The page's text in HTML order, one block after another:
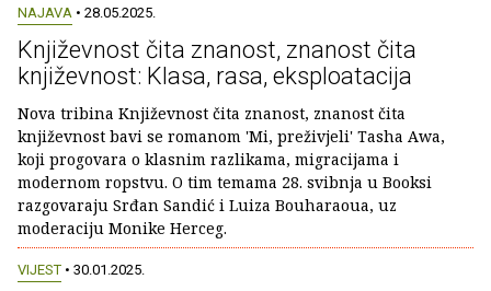
NAJAVA • 28.05.2025.
Književnost čita znanost, znanost čita
književnost: Klasa, rasa, eksploatacija
Nova tribina Književnost čita znanost, znanost čita
književnost bavi se romanom 'Mi, preživjeli' Tasha Awa,
koji progovara o klasnim razlikama, migracijama i
modernom ropstvu. O tim temama 28. svibnja u Booksi
razgovaraju Srđan Sandić i Luiza Bouharaoua, uz
moderaciju Monike Herceg.
VIJEST • 30.01.2025.